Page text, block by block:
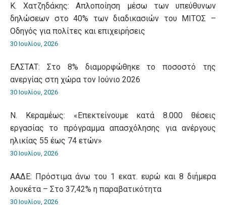
Κ. Χατζηδάκης: Aπλοποίηση μέσω των υπεύθυνων
δηλώσεων στο 40% των διαδικασιών του ΜΙΤΟΣ –
Οδηγός για πολίτες και επιχειρήσεις
30 Ιουλίου, 2026
ΕΛΣΤΑΤ: Στο 8% διαμορφώθηκε το ποσοστό της
ανεργίας στη χώρα τον Ιούνιο 2026
30 Ιουλίου, 2026
Ν. Κεραμέως: «Επεκτείνουμε κατά 8.000 θέσεις
εργασίας το πρόγραμμα απασχόλησης για ανέργους
ηλικίας 55 έως 74 ετών»
30 Ιουλίου, 2026
ΑΑΔΕ: Πρόστιμα άνω του 1 εκατ. ευρώ και 8 διήμερα
λουκέτα – Στο 37,42% η παραβατικότητα
30 Ιουλίου, 2026